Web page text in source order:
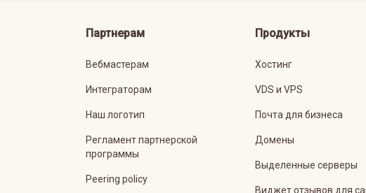
Партнерам
Вебмастерам
Интеграторам
Наш логотип
Регламент партнерской
программы
Peering policy
Продукты
Хостинг
VDS и VPS
Почта для бизнеса
Домены
Выделенные серверы
Виджет отзывов для